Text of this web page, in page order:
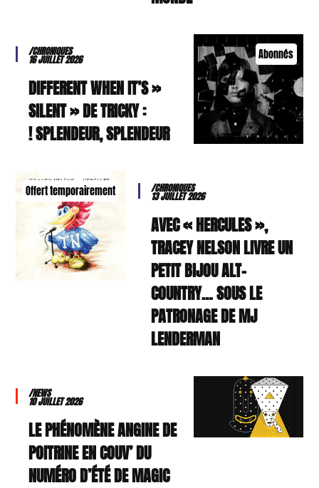
Abonnés
/CHRONIQUES
16 JUILLET 2026
« DIFFERENT WHEN IT’S
SILENT » DE TRICKY :
SPLENDEUR, SPLENDEUR !
Offert temporairement /CHRONIQUES
13 JUILLET 2026
AVEC « HERCULES »,
TRACEY NELSON LIVRE UN
PETIT BIJOU ALT-
COUNTRY… SOUS LE
PATRONAGE DE MJ
LENDERMAN
/NEWS
10 JUILLET 2026
LE PHÉNOMÈNE ANGINE DE
POITRINE EN COUV’ DU
NUMÉRO D’ÉTÉ DE MAGIC